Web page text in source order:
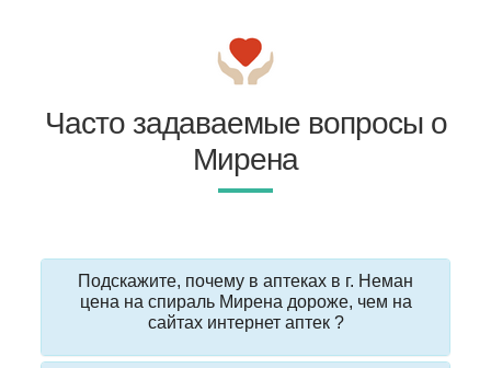
Часто задаваемые вопросы о
Мирена
Подскажите, почему в аптеках в г. Неман
цена на спираль Мирена дороже, чем на
сайтах интернет аптек ?